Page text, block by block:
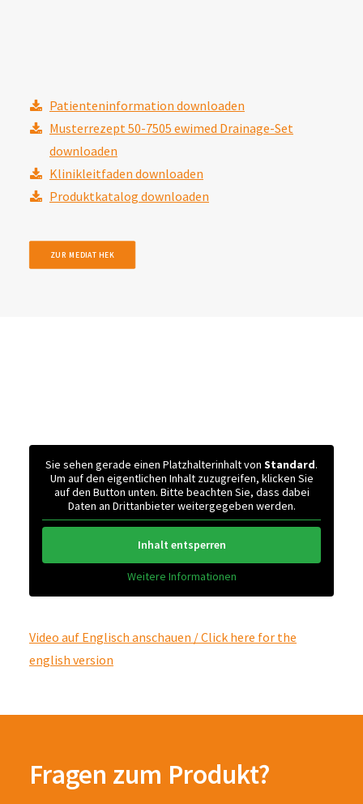
Patienteninformation downloaden
Musterrezept 50-7505 ewimed Drainage-Set
downloaden
Klinikleitfaden downloaden
Produktkatalog downloaden
ZUR MEDIATHEK
Sie sehen gerade einen Platzhalterinhalt von Standard.
Um auf den eigentlichen Inhalt zuzugreifen, klicken Sie
auf den Button unten. Bitte beachten Sie, dass dabei
Daten an Drittanbieter weitergegeben werden.
Inhalt entsperren
Weitere Informationen
Video auf Englisch anschauen / Click here for the
english version
Fragen zum Produkt?